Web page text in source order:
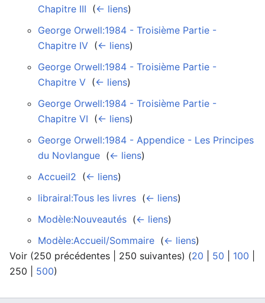
Chapitre III (← liens)
George Orwell:1984 - Troisième Partie -
Chapitre IV (← liens)
George Orwell:1984 - Troisième Partie -
Chapitre V (← liens)
George Orwell:1984 - Troisième Partie -
Chapitre VI (← liens)
George Orwell:1984 - Appendice - Les Principes
du Novlangue (← liens)
Accueil2 (← liens)
librairal:Tous les livres (← liens)
Modèle:Nouveautés (← liens)
Modèle:Accueil/Sommaire (← liens)
Voir (250 précédentes 250 suivantes) (20 50 100
250
500)